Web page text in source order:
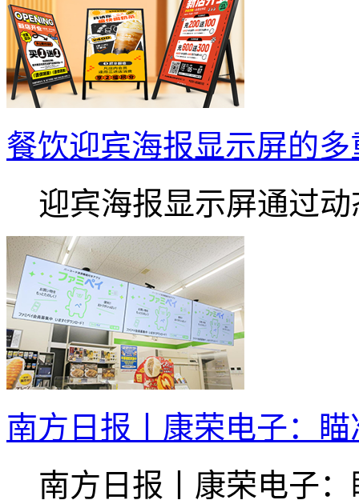
餐饮迎宾海报显示屏的
迎宾海报显示屏通过动
南方日报丨康荣电子：
南方日报丨康荣电子：